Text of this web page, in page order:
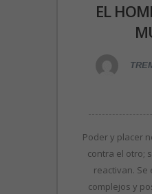
EL
Poder y placer
contra el otro;
reactivan. Se
complejos y